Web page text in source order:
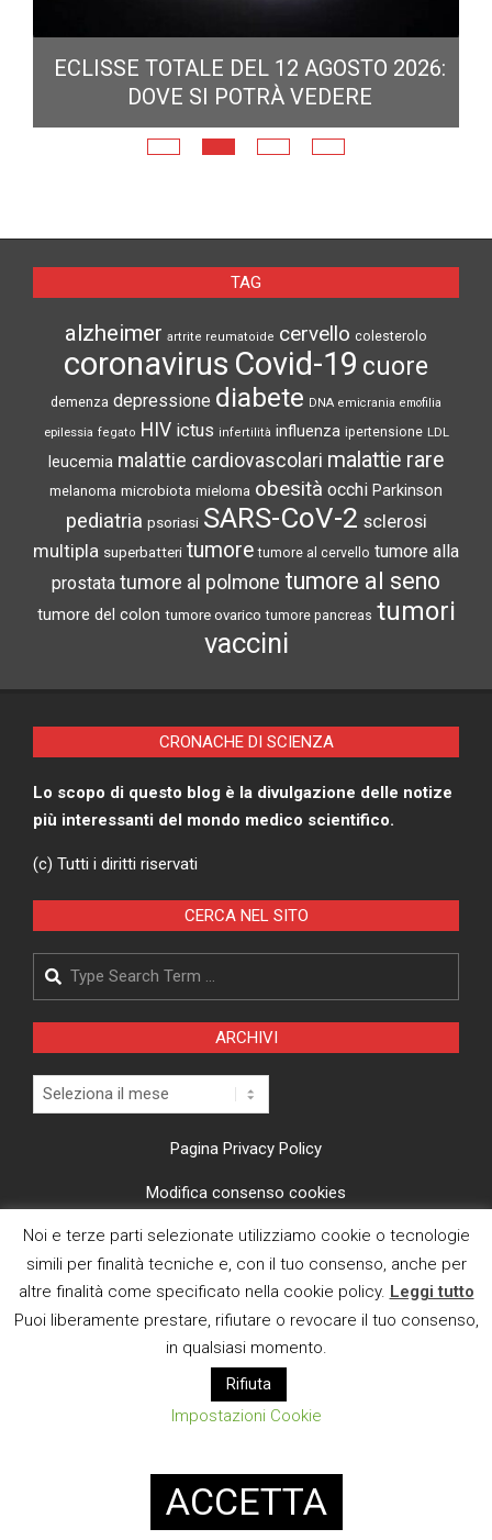
ECLISSE TOTALE DEL 12 AGOSTO 2026:
DOVE SI POTRÀ VEDERE
TAG
alzheimer artrite reumatoide cervello colesterolo
coronavirus Covid-19 cuore
demenza depressione diabete DNA emicrania emofilia
epilessia fegato HIV ictus infertilità influenza ipertensione LDL
leucemia malattie cardiovascolari malattie rare
melanoma microbiota mieloma obesità occhi Parkinson
pediatria psoriasi SARS-CoV-2 sclerosi
multipla superbatteri tumore tumore al cervello tumore alla
prostata tumore al polmone tumore al seno
tumore del colon tumore ovarico tumore pancreas tumori
vaccini
CRONACHE DI SCIENZA
Lo scopo di questo blog è la divulgazione delle notize
più interessanti del mondo medico scientifico.
(c) Tutti i diritti riservati
CERCA NEL SITO
Search
ARCHIVI
Archivi
Pagina Privacy Policy
Modifica consenso cookies
CI TROVI ANCHE SU
E MAIL
Designed usingMagazine News Byte. Powered by
Noi e terze parti selezionate utilizziamo cookie o tecnologie
simili per finalità tecniche e, con il tuo consenso, anche per
altre finalità come specificato nella cookie policy. Leggi tutto
Puoi liberamente prestare, rifiutare o revocare il tuo consenso,
in qualsiasi momento.
Rifiuta
Impostazioni Cookie
ACCETTA